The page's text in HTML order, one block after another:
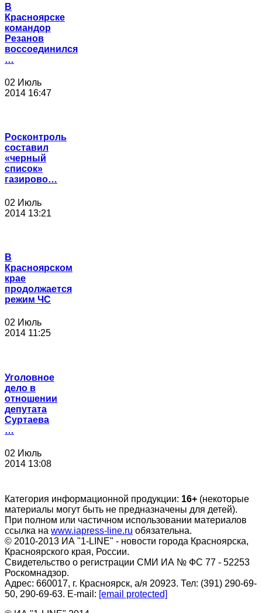
В
Красноярске
командор
Резанов
воссоединился
…
02 Июль
2014 16:47
Росконтроль
составил
«черный
список»
газирово…
02 Июль
2014 13:21
В
Красноярском
крае
продолжается
режим ЧС
02 Июль
2014 11:25
Уголовное
дело в
отношении
депутата
Суртаева
…
02 Июль
2014 13:08
Категория информационной продукции: 16+ (некоторые
материалы могут быть не предназначены для детей).
При полном или частичном использовании материалов
ссылка на www.iapress-line.ru обязательна.
© 2010-2013 ИА "1-LINE" - новости города Красноярска,
Красноярского края, России.
Свидетельство о регистрации СМИ ИА № ФС 77 - 52253
Роскомнадзор.
Адрес: 660017, г. Красноярск, а/я 20923. Тел: (391) 290-69-
50, 290-69-63. E-mail: [email protected]